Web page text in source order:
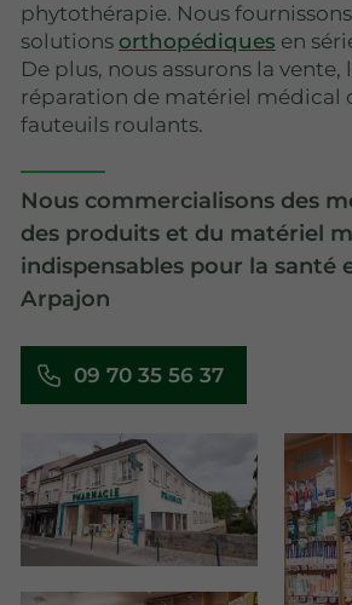
phytothérapie. Nous
solutions orthopédiques en
De plus, nous assurons la
réparation de matériel médical
fauteuils roulants.
Nous commercialisons des
des produits et du matériel
indispensables pour la santé
Arpajon
09 70 35 56 37